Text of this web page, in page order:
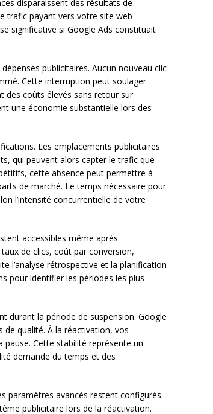
disparaissent des résultats de
trafic payant vers votre site web
significative si Google Ads constituait
publicitaires. Aucun nouveau clic
Cette interruption peut soulager
des coûts élevés sans retour sur
une économie substantielle lors des
Les emplacements publicitaires
qui peuvent alors capter le trafic que
cette absence peut permettre à
de marché. Le temps nécessaire pour
l’intensité concurrentielle de votre
accessibles même après
de clics, coût par conversion,
l’analyse rétrospective et la planification
pour identifier les périodes les plus
durant la période de suspension. Google
de qualité. À la réactivation, vos
pause. Cette stabilité représente un
demande du temps et des
paramètres avancés restent configurés.
publicitaire lors de la réactivation.